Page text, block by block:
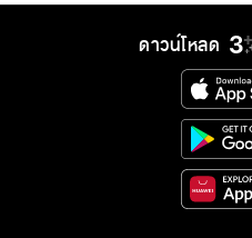
ดาวน์โหลด